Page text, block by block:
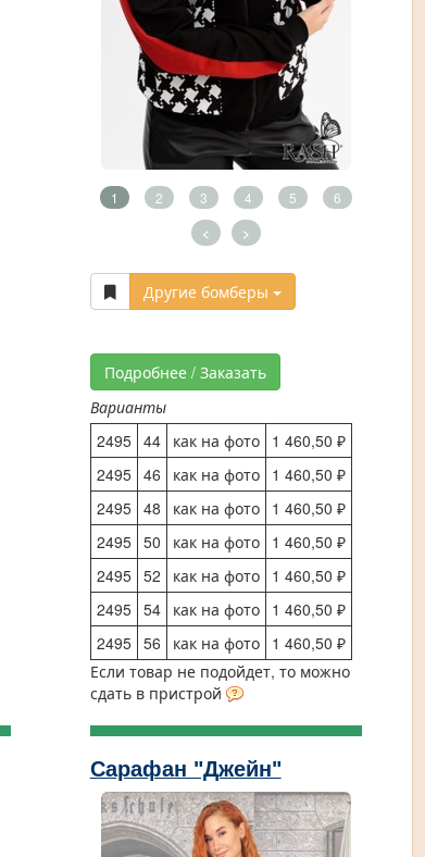
1 2 3 4 5 6
< >
Другие бомберы
Подробнее / Заказать
Варианты
2495 44 как на фото
1 460,50 ₽
2495 46 как на фото
1 460,50 ₽
2495 48 как на фото
1 460,50 ₽
2495 50 как на фото
1 460,50 ₽
2495 52 как на фото
1 460,50 ₽
2495 54 как на фото
1 460,50 ₽
2495 56 как на фото
1 460,50 ₽
Если товар не подойдет, то можно
сдать в пристрой
Сарафан "Джейн"